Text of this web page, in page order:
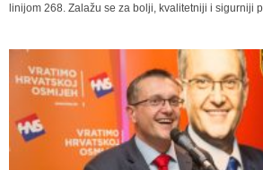
linijom 268. Zalažu se za bolji, kvalitetniji i sigurniji